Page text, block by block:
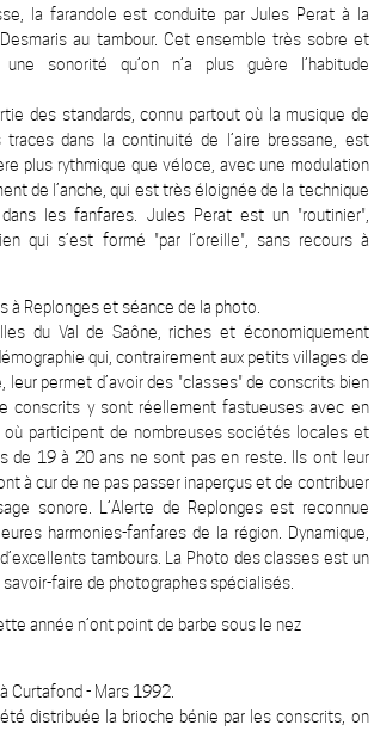
la farandole est conduite par Jules Perat à la
au tambour. Cet ensemble très sobre et
sonorité qu’on n’a plus guère l’habitude
des standards, connu partout où la musique de
dans la continuité de l’aire bressane, est
plus rythmique que véloce, avec une modulation
de l’anche, qui est très éloignée de la technique
les fanfares. Jules Perat est un "routinier",
qui s’est formé "par l’oreille", sans recours à
à Replonges et séance de la photo.
du Val de Saône, riches et économiquement
qui, contrairement aux petits villages de
leur permet d’avoir des "classes" de conscrits bien
conscrits y sont réellement fastueuses avec en
participent de nombreuses sociétés locales et
de 19 à 20 ans ne sont pas en reste. Ils ont leur
à cur de ne pas passer inaperçus et de contribuer
sonore. L’Alerte de Replonges est reconnue
harmonies-fanfares de la région. Dynamique,
tambours. La Photo des classes est un
savoir-faire de photographes spécialisés.
année n’ont point de barbe sous le nez
Curtafond - Mars 1992.
distribuée la brioche bénie par les conscrits, on